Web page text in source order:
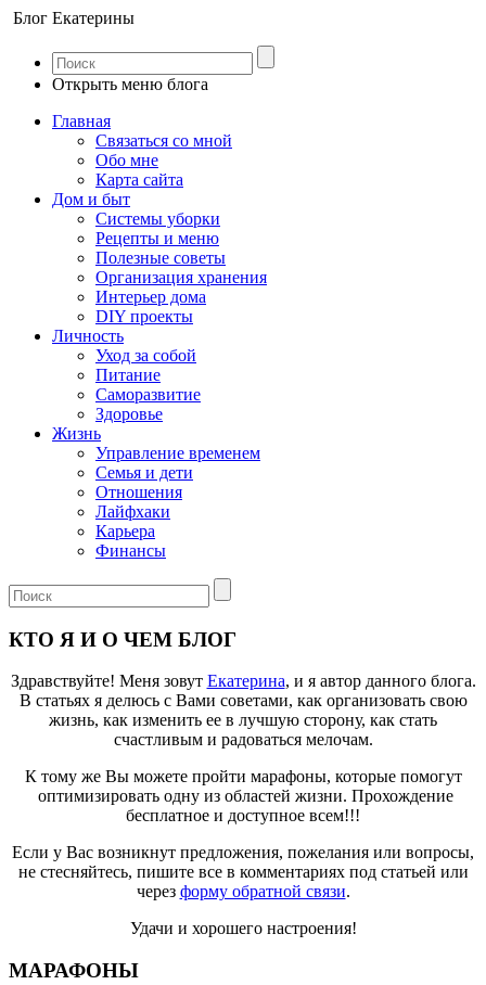
Блог Екатерины
Открыть меню блога
Главная
Связаться со мной
Обо мне
Карта сайта
Дом и быт
Системы уборки
Рецепты и меню
Полезные советы
Организация хранения
Интерьер дома
DIY проекты
Личность
Уход за собой
Питание
Саморазвитие
Здоровье
Жизнь
Управление временем
Семья и дети
Отношения
Лайфхаки
Карьера
Финансы
КТО Я И О ЧЕМ БЛОГ
Здравствуйте! Меня зовут Екатерина, и я автор данного блога.
В статьях я делюсь с Вами советами, как организовать свою
жизнь, как изменить ее в лучшую сторону, как стать
счастливым и радоваться мелочам.
К тому же Вы можете пройти марафоны, которые помогут
оптимизировать одну из областей жизни. Прохождение
бесплатное и доступное всем!!!
Если у Вас возникнут предложения, пожелания или вопросы,
не стесняйтесь, пишите все в комментариях под статьей или
через форму обратной связи.
Удачи и хорошего настроения!
МАРАФОНЫ